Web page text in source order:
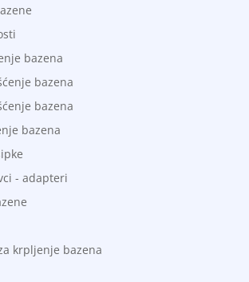
bazena
bazena
bazena
bazena
- adapteri
krpljenje bazena